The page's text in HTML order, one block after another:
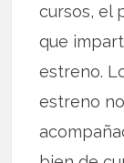
cursos, el
que
estreno.
estreno